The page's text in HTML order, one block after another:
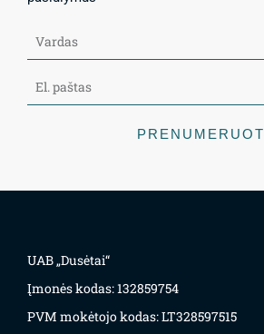
PRENUMERUOTI
UAB „Dusėtai“
Įmonės kodas: 132859754
PVM mokėtojo kodas: LT328597515